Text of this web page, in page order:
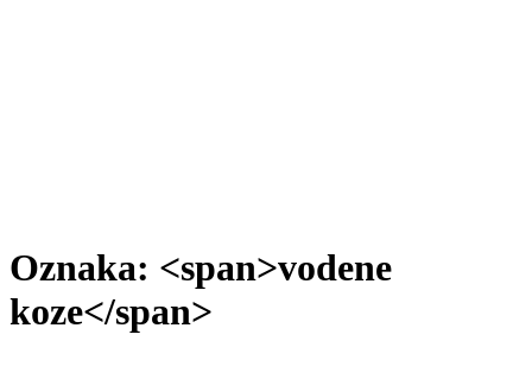
Oznaka: <span>vodene
koze</span>